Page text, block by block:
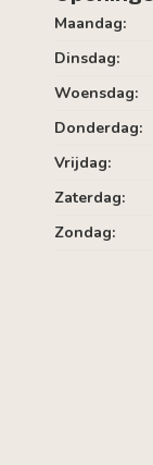
Maandag:
Dinsdag:
Woensdag:
Donderdag:
Vrijdag:
Zaterdag:
Zondag: